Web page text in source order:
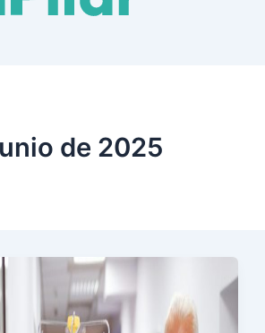
de 2025